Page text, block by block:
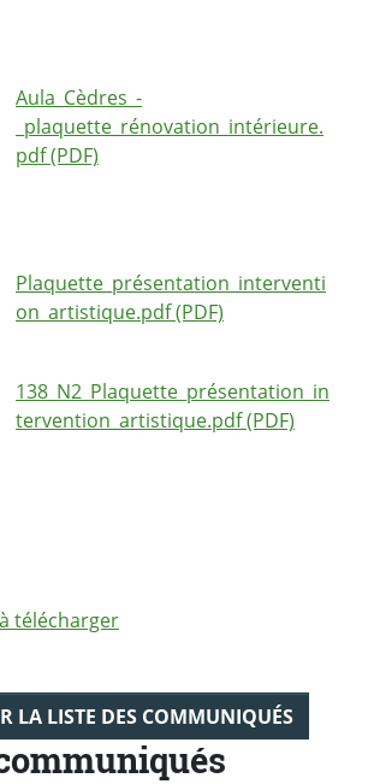
Aula_Cèdres_-
_plaquette_rénovation_intérieure.
pdf (PDF)
Plaquette_présentation_interventi
on_artistique.pdf (PDF)
138_N2_Plaquette_présentation_in
tervention_artistique.pdf (PDF)
télécharger
LA LISTE DES COMMUNIQUÉS